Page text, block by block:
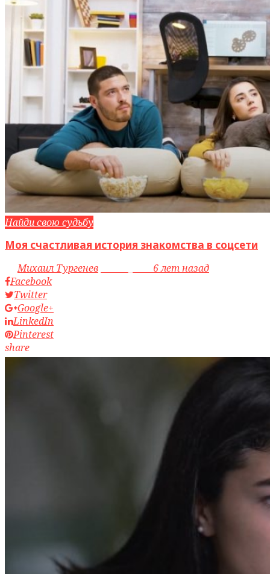
Найди свою судьбу
Моя счастливая история знакомства в соцсети
byМихаил Тургенев
6 лет назад
Facebook
Twitter
Google+
LinkedIn
Pinterest
share